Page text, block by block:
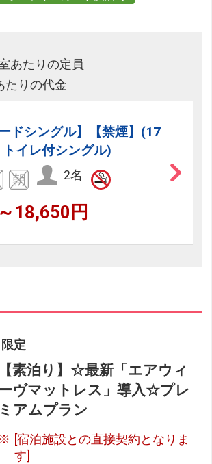
あたりの定員
たりの代金
ードシングル】【禁煙】(17
イレ付シングル)
2名
18,650円
定
【素泊り】☆最新「エアウィ
ーヴマットレス」導入☆プレ
ミアムプラン
[宿泊施設との直接契約となりま
す]